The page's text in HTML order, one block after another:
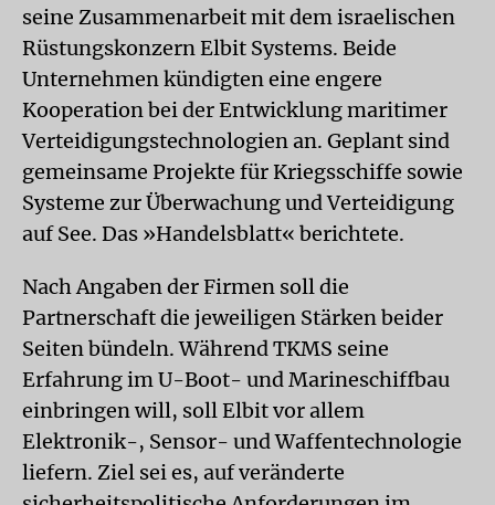
seine Zusammenarbeit mit dem israelischen
Rüstungskonzern Elbit Systems. Beide
Unternehmen kündigten eine engere
Kooperation bei der Entwicklung maritimer
Verteidigungstechnologien an. Geplant sind
gemeinsame Projekte für Kriegsschiffe sowie
Systeme zur Überwachung und Verteidigung
auf See. Das »Handelsblatt« berichtete.
Nach Angaben der Firmen soll die
Partnerschaft die jeweiligen Stärken beider
Seiten bündeln. Während TKMS seine
Erfahrung im U-Boot- und Marineschiffbau
einbringen will, soll Elbit vor allem
Elektronik-, Sensor- und Waffentechnologie
liefern. Ziel sei es, auf veränderte